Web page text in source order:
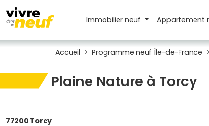
Immobilier neuf Appartement
Accueil Programme neuf Île-de-France
Plaine Nature à Torcy
77200 Torcy